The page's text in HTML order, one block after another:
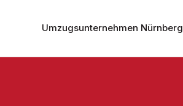
Umzugsunternehmen Nürnberg